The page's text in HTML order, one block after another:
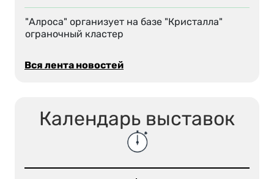
"Алроса" организует на базе "Кристалла"
ограночный кластер
Вся лента новостей
Календарь выставок